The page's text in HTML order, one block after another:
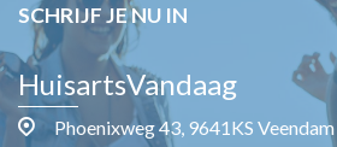
SCHRIJF JE NU IN
HuisartsVandaag
Phoenixweg 43, 9641KS Veendam